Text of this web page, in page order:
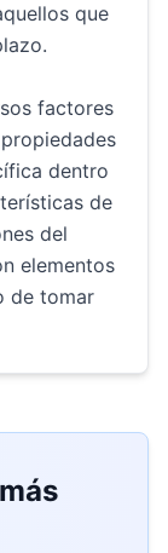
que
factores
dentro
de
del
elementos
de tomar